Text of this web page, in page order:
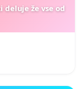
že vse od